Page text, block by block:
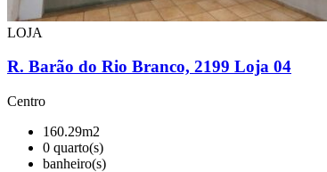
LOJA
R. Barão do Rio Branco, 2199 Loja 04
Centro
160.29m2
0 quarto(s)
banheiro(s)